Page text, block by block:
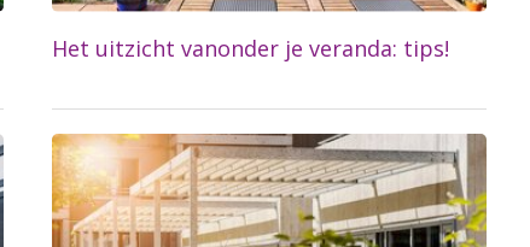
Het uitzicht vanonder je veranda: tips!
Lees meer...